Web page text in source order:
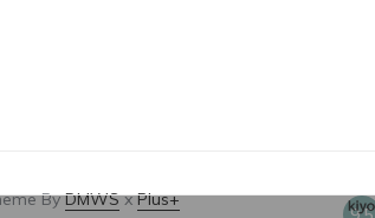
ByDMWSxPlus+